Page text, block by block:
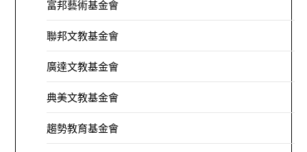
富邦藝術基金會
聯邦文教基金會
廣達文教基金會
典美文教基金會
趨勢教育基金會